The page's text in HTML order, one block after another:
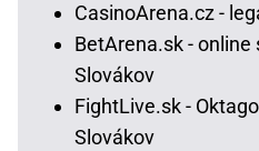
CasinoArena.cz -
BetArena.sk -
Slovákov
FightLive.sk -
Slovákov